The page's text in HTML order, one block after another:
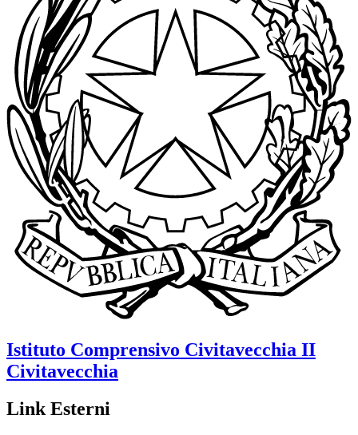
Istituto Comprensivo Civitavecchia II
Civitavecchia
Link Esterni